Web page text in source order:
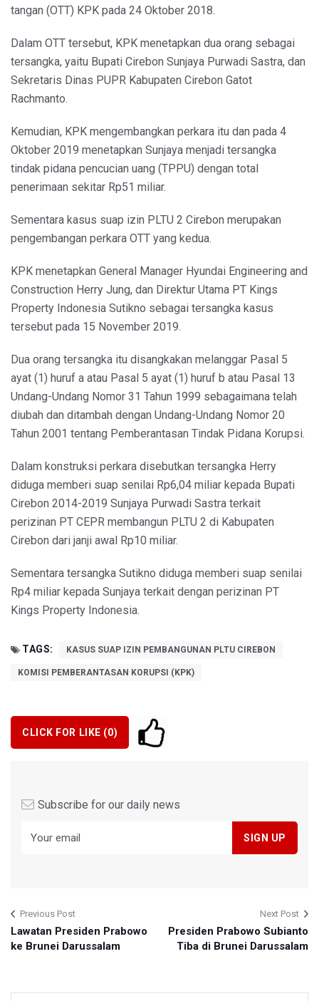
tangan (OTT) KPK pada 24 Oktober 2018.
Dalam OTT tersebut, KPK menetapkan dua orang sebagai
tersangka, yaitu Bupati Cirebon Sunjaya Purwadi Sastra, dan
Sekretaris Dinas PUPR Kabupaten Cirebon Gatot
Rachmanto.
Kemudian, KPK mengembangkan perkara itu dan pada 4
Oktober 2019 menetapkan Sunjaya menjadi tersangka
tindak pidana pencucian uang (TPPU) dengan total
penerimaan sekitar Rp51 miliar.
Sementara kasus suap izin PLTU 2 Cirebon merupakan
pengembangan perkara OTT yang kedua.
KPK menetapkan General Manager Hyundai Engineering and
Construction Herry Jung, dan Direktur Utama PT Kings
Property Indonesia Sutikno sebagai tersangka kasus
tersebut pada 15 November 2019.
Dua orang tersangka itu disangkakan melanggar Pasal 5
ayat (1) huruf a atau Pasal 5 ayat (1) huruf b atau Pasal 13
Undang-Undang Nomor 31 Tahun 1999 sebagaimana telah
diubah dan ditambah dengan Undang-Undang Nomor 20
Tahun 2001 tentang Pemberantasan Tindak Pidana Korupsi.
Dalam konstruksi perkara disebutkan tersangka Herry
diduga memberi suap senilai Rp6,04 miliar kepada Bupati
Cirebon 2014-2019 Sunjaya Purwadi Sastra terkait
perizinan PT CEPR membangun PLTU 2 di Kabupaten
Cirebon dari janji awal Rp10 miliar.
Sementara tersangka Sutikno diduga memberi suap senilai
Rp4 miliar kepada Sunjaya terkait dengan perizinan PT
Kings Property Indonesia.
TAGS: KASUS SUAP IZIN PEMBANGUNAN PLTU CIREBON
KOMISI PEMBERANTASAN KORUPSI (KPK)
CLICK FOR LIKE (0)
Subscribe for our daily news
Previous Post
Lawatan Presiden Prabowo
ke Brunei Darussalam
Next Post
Presiden Prabowo Subianto
Tiba di Brunei Darussalam